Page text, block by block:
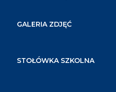
GALERIA ZDJĘĆ
STOŁÓWKA SZKOLNA